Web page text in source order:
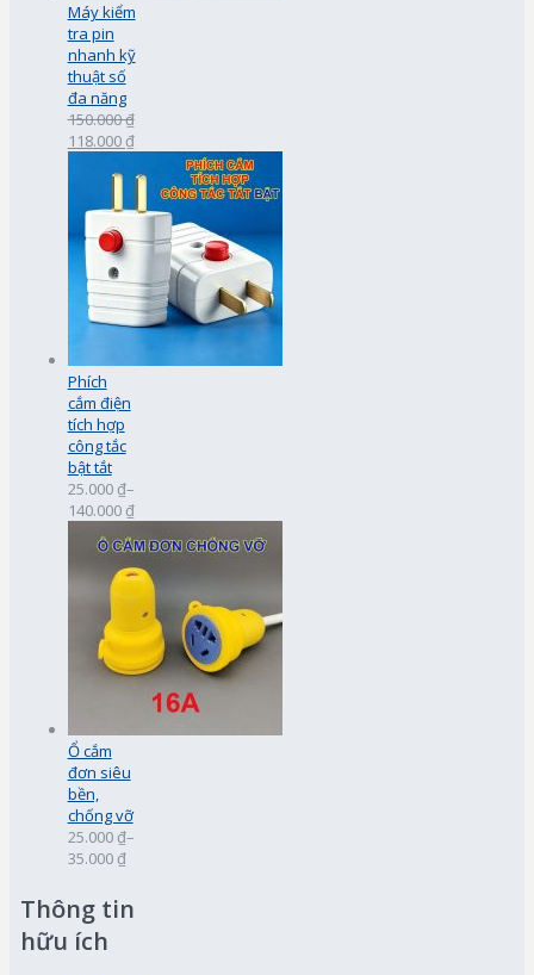
Máy kiểm
tra pin
nhanh kỹ
thuật số
đa năng
150.000 ₫
118.000 ₫
Phích
cắm điện
tích hợp
công tắc
bật tắt
25.000 ₫–
140.000 ₫
Ổ cắm
đơn siêu
bền,
chống vỡ
25.000 ₫–
35.000 ₫
Thông tin
hữu ích